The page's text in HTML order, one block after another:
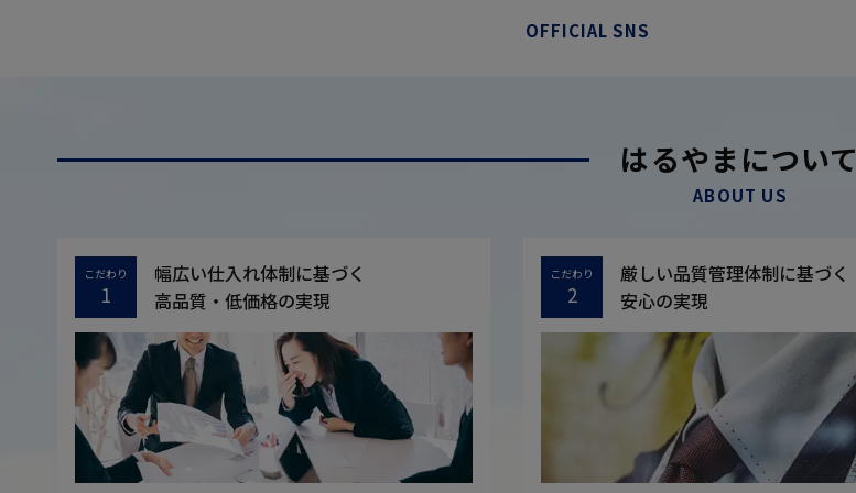
OFFICIAL SNS
はるやまについて
ABOUT US
こだわり
1
幅広い仕入れ体制に基づく
高品質・低価格の実現
こだわり
2
厳しい品質管理体制に基づく
安心の実現